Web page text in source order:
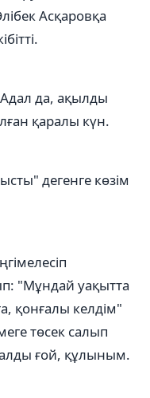
Асқаровқа
да, ақылды
қаралы күн.
дегенге көзім
"Мұндай уақытта
қонғалы келдім"
төсек салып
ғой, құлыным.